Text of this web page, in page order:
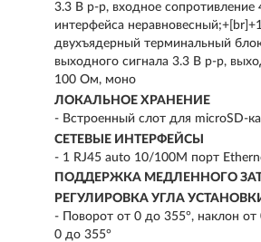
3.3 В p-p, входное сопротивление
интерфейса
двухъядерный терминальный
выходного сигнала 3.3 В p-p,
100 Ом, моно
ЛОКАЛЬНОЕ ХРАНЕНИЕ
- Встроенный слот для microSD-
СЕТЕВЫЕ ИНТЕРФЕЙСЫ
- 1 RJ45 auto 10/100M порт
ПОДДЕРЖКА МЕДЛЕННОГО
РЕГУЛИРОВКА УГЛА
- Поворот от 0 до 355°, наклон
0 до 355°